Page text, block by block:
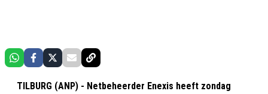
TILBURG (ANP) - Netbeheerder Enexis heeft zondag